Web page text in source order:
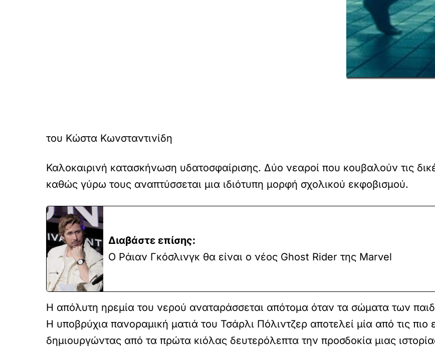
του Κώστα Κωνσταντινίδη
Καλοκαιρινή κατασκήνωση υδατοσφαίρισης. Δύο νεαροί που κουβαλούν τις
καθώς γύρω τους αναπτύσσεται μια ιδιότυπη μορφή σχολικού εκφοβισμού.
Διαβάστε επίσης:
Ο Ράιαν Γκόσλινγκ θα είναι ο νέος Ghost Rider της Marvel
Η απόλυτη ηρεμία του νερού αναταράσσεται απότομα όταν τα σώματα των
Η υποβρύχια πανοραμική ματιά του Τσάρλι Πόλιντζερ αποτελεί μία από τις πιο
δημιουργώντας από τα πρώτα κιόλας δευτερόλεπτα την προσδοκία μιας